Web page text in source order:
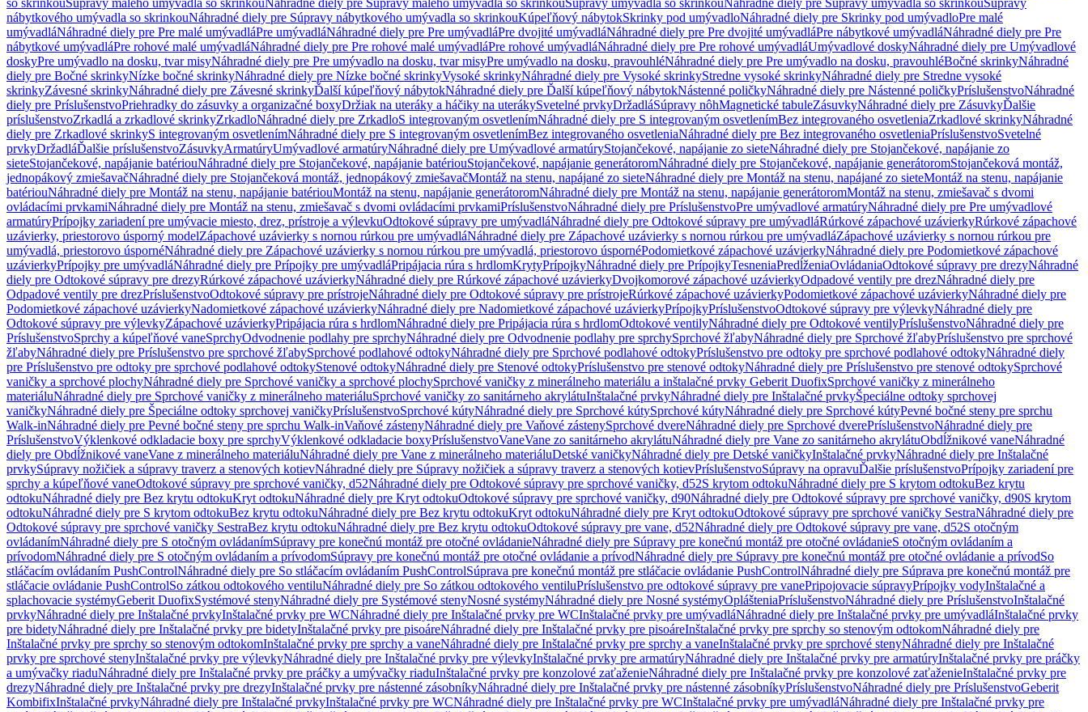
so skrinkouSúpravy malého umývadla so skrinkouNáhradné diely pre Súpravy malého umývadla so skrinkouSúpravy umývadla so skrinkouNáhradné diely pre Súpravy umývadla so skrinkouSúpravy
nábytkového umývadla so skrinkouNáhradné diely pre Súpravy nábytkového umývadla so skrinkouKúpeľňový nábytokSkrinky pod umývadloNáhradné diely pre Skrinky pod umývadloPre malé
umývadláNáhradné diely pre Pre malé umývadláPre umývadláNáhradné diely pre Pre umývadláPre dvojité umývadláNáhradné diely pre Pre dvojité umývadláPre nábytkové umývadláNáhradné diely pre Pre
nábytkové umývadláPre rohové malé umývadláNáhradné diely pre Pre rohové malé umývadláPre rohové umývadláNáhradné diely pre Pre rohové umývadláUmývadlové doskyNáhradné diely pre Umývadlové
doskyPre umývadlo na dosku, tvar misyNáhradné diely pre Pre umývadlo na dosku, tvar misyPre umývadlo na dosku, pravouhléNáhradné diely pre Pre umývadlo na dosku, pravouhléBočné skrinkyNáhradné
diely pre Bočné skrinkyNízke bočné skrinkyNáhradné diely pre Nízke bočné skrinkyVysoké skrinkyNáhradné diely pre Vysoké skrinkyStredne vysoké skrinkyNáhradné diely pre Stredne vysoké
skrinkyZávesné skrinkyNáhradné diely pre Závesné skrinkyĎalší kúpeľňový nábytokNáhradné diely pre Ďalší kúpeľňový nábytokNástenné poličkyNáhradné diely pre Nástenné poličkyPríslušenstvoNáhradné
diely pre PríslušenstvoPriehradky do zásuvky a organizačné boxyDržiak na uteráky a háčiky na uterákySvetelné prvkyDržadláSúpravy nôhMagnetické tabuleZásuvkyNáhradné diely pre ZásuvkyĎalšie
príslušenstvoZrkadlá a zrkadlové skrinkyZrkadloNáhradné diely pre ZrkadloS integrovaným osvetlenímNáhradné diely pre S integrovaným osvetlenímBez integrovaného osvetleniaZrkadlové skrinkyNáhradné
diely pre Zrkadlové skrinkyS integrovaným osvetlenímNáhradné diely pre S integrovaným osvetlenímBez integrovaného osvetleniaNáhradné diely pre Bez integrovaného osvetleniaPríslušenstvoSvetelné
prvkyDržadláĎalšie príslušenstvoZásuvkyArmatúryUmývadlové armatúryNáhradné diely pre Umývadlové armatúryStojančekové, napájanie zo sieteNáhradné diely pre Stojančekové, napájanie zo
sieteStojančekové, napájanie batériouNáhradné diely pre Stojančekové, napájanie batériouStojančekové, napájanie generátoromNáhradné diely pre Stojančekové, napájanie generátoromStojančeková montáž,
jednopákový zmiešavačNáhradné diely pre Stojančeková montáž, jednopákový zmiešavačMontáž na stenu, napájané zo sieteNáhradné diely pre Montáž na stenu, napájané zo sieteMontáž na stenu, napájanie
batériouNáhradné diely pre Montáž na stenu, napájanie batériouMontáž na stenu, napájanie generátoromNáhradné diely pre Montáž na stenu, napájanie generátoromMontáž na stenu, zmiešavač s dvomi
ovládacími prvkamiNáhradné diely pre Montáž na stenu, zmiešavač s dvomi ovládacími prvkamiPríslušenstvoNáhradné diely pre PríslušenstvoPre umývadlové armatúryNáhradné diely pre Pre umývadlové
armatúryPrípojky zariadení pre umývacie miesto, drez, prístroje a výlevkuOdtokové súpravy pre umývadláNáhradné diely pre Odtokové súpravy pre umývadláRúrkové zápachové uzávierkyRúrkové zápachové
uzávierky, priestorovo úsporný modelZápachové uzávierky s nornou rúrkou pre umývadláNáhradné diely pre Zápachové uzávierky s nornou rúrkou pre umývadláZápachové uzávierky s nornou rúrkou pre
umývadlá, priestorovo úspornéNáhradné diely pre Zápachové uzávierky s nornou rúrkou pre umývadlá, priestorovo úspornéPodomietkové zápachové uzávierkyNáhradné diely pre Podomietkové zápachové
uzávierkyPrípojky pre umývadláNáhradné diely pre Prípojky pre umývadláPripájacia rúra s hrdlomKrytyPrípojkyNáhradné diely pre PrípojkyTesneniaPredĺženiaOvládaniaOdtokové súpravy pre drezyNáhradné
diely pre Odtokové súpravy pre drezyRúrkové zápachové uzávierkyNáhradné diely pre Rúrkové zápachové uzávierkyDvojkomorové zápachové uzávierkyOdpadové ventily pre drezNáhradné diely pre
Odpadové ventily pre drezPríslušenstvoOdtokové súpravy pre prístrojeNáhradné diely pre Odtokové súpravy pre prístrojeRúrkové zápachové uzávierkyPodomietkové zápachové uzávierkyNáhradné diely pre
Podomietkové zápachové uzávierkyNadomietkové zápachové uzávierkyNáhradné diely pre Nadomietkové zápachové uzávierkyPrípojkyPríslušenstvoOdtokové súpravy pre výlevkyNáhradné diely pre
Odtokové súpravy pre výlevkyZápachové uzávierkyPripájacia rúra s hrdlomNáhradné diely pre Pripájacia rúra s hrdlomOdtokové ventilyNáhradné diely pre Odtokové ventilyPríslušenstvoNáhradné diely pre
PríslušenstvoSprchy a kúpeľňové vaneSprchyOdvodnenie podlahy pre sprchyNáhradné diely pre Odvodnenie podlahy pre sprchySprchové žľabyNáhradné diely pre Sprchové žľabyPríslušenstvo pre sprchové
žľabyNáhradné diely pre Príslušenstvo pre sprchové žľabySprchové podlahové odtokyNáhradné diely pre Sprchové podlahové odtokyPríslušenstvo pre odtoky pre sprchové podlahové odtokyNáhradné diely
pre Príslušenstvo pre odtoky pre sprchové podlahové odtokyStenové odtokyNáhradné diely pre Stenové odtokyPríslušenstvo pre stenové odtokyNáhradné diely pre Príslušenstvo pre stenové odtokySprchové
vaničky a sprchové plochyNáhradné diely pre Sprchové vaničky a sprchové plochySprchové vaničky z minerálneho materiálu a inštalačné prvky Geberit DuofixSprchové vaničky z minerálneho
materiáluNáhradné diely pre Sprchové vaničky z minerálneho materiáluSprchové vaničky zo sanitárneho akrylátuInštalačné prvkyNáhradné diely pre Inštalačné prvkyŠpeciálne odtoky sprchovej
vaničkyNáhradné diely pre Špeciálne odtoky sprchovej vaničkyPríslušenstvoSprchové kútyNáhradné diely pre Sprchové kútySprchové kútyNáhradné diely pre Sprchové kútyPevné bočné steny pre sprchu
Walk-inNáhradné diely pre Pevné bočné steny pre sprchu Walk-inVaňové zástenyNáhradné diely pre Vaňové zástenySprchové dvereNáhradné diely pre Sprchové dverePríslušenstvoNáhradné diely pre
PríslušenstvoVýklenkové odkladacie boxy pre sprchyVýklenkové odkladacie boxyPríslušenstvoVaneVane zo sanitárneho akrylátuNáhradné diely pre Vane zo sanitárneho akrylátuObdĺžnikové vaneNáhradné
diely pre Obdĺžnikové vaneVane z minerálneho materiáluNáhradné diely pre Vane z minerálneho materiáluDetské vaničkyNáhradné diely pre Detské vaničkyInštalačné prvkyNáhradné diely pre Inštalačné
prvkySúpravy nožičiek a súpravy traverz a stenových kotievNáhradné diely pre Súpravy nožičiek a súpravy traverz a stenových kotievPríslušenstvoSúpravy na opravuĎalšie príslušenstvoPrípojky zariadení pre
sprchy a kúpeľňové vaneOdtokové súpravy pre sprchové vaničky, d52Náhradné diely pre Odtokové súpravy pre sprchové vaničky, d52S krytom odtokuNáhradné diely pre S krytom odtokuBez krytu
odtokuNáhradné diely pre Bez krytu odtokuKryt odtokuNáhradné diely pre Kryt odtokuOdtokové súpravy pre sprchové vaničky, d90Náhradné diely pre Odtokové súpravy pre sprchové vaničky, d90S krytom
odtokuNáhradné diely pre S krytom odtokuBez krytu odtokuNáhradné diely pre Bez krytu odtokuKryt odtokuNáhradné diely pre Kryt odtokuOdtokové súpravy pre sprchové vaničky SestraNáhradné diely pre
Odtokové súpravy pre sprchové vaničky SestraBez krytu odtokuNáhradné diely pre Bez krytu odtokuOdtokové súpravy pre vane, d52Náhradné diely pre Odtokové súpravy pre vane, d52S otočným
ovládanímNáhradné diely pre S otočným ovládanímSúpravy pre konečnú montáž pre otočné ovládanieNáhradné diely pre Súpravy pre konečnú montáž pre otočné ovládanieS otočným ovládaním a
prívodomNáhradné diely pre S otočným ovládaním a prívodomSúpravy pre konečnú montáž pre otočné ovládanie a prívodNáhradné diely pre Súpravy pre konečnú montáž pre otočné ovládanie a prívodSo
stláčacím ovládaním PushControlNáhradné diely pre So stláčacím ovládaním PushControlSúprava pre konečnú montáž pre stláčacie ovládanie PushControlNáhradné diely pre Súprava pre konečnú montáž pre
stláčacie ovládanie PushControlSo zátkou odtokového ventiluNáhradné diely pre So zátkou odtokového ventiluPríslušenstvo pre odtokové súpravy pre vanePripojovacie súpravyPrípojky vodyInštalačné a
splachovacie systémyGeberit DuofixSystémové stenyNáhradné diely pre Systémové stenyNosné systémyNáhradné diely pre Nosné systémyOplášteniaPríslušenstvoNáhradné diely pre PríslušenstvoInštalačné
prvkyNáhradné diely pre Inštalačné prvkyInštalačné prvky pre WCNáhradné diely pre Inštalačné prvky pre WCInštalačné prvky pre umývadláNáhradné diely pre Inštalačné prvky pre umývadláInštalačné prvky
pre bidetyNáhradné diely pre Inštalačné prvky pre bidetyInštalačné prvky pre pisoáreNáhradné diely pre Inštalačné prvky pre pisoáreInštalačné prvky pre sprchy so stenovým odtokomNáhradné diely pre
Inštalačné prvky pre sprchy so stenovým odtokomInštalačné prvky pre sprchy a vaneNáhradné diely pre Inštalačné prvky pre sprchy a vaneInštalačné prvky pre sprchové stenyNáhradné diely pre Inštalačné
prvky pre sprchové stenyInštalačné prvky pre výlevkyNáhradné diely pre Inštalačné prvky pre výlevkyInštalačné prvky pre armatúryNáhradné diely pre Inštalačné prvky pre armatúryInštalačné prvky pre práčky
a umývačky riaduNáhradné diely pre Inštalačné prvky pre práčky a umývačky riaduInštalačné prvky pre konzolové zaťaženieNáhradné diely pre Inštalačné prvky pre konzolové zaťaženieInštalačné prvky pre
drezyNáhradné diely pre Inštalačné prvky pre drezyInštalačné prvky pre nástenné zásobníkyNáhradné diely pre Inštalačné prvky pre nástenné zásobníkyPríslušenstvoNáhradné diely pre PríslušenstvoGeberit
KombifixInštalačné prvkyNáhradné diely pre Inštalačné prvkyInštalačné prvky pre WCNáhradné diely pre Inštalačné prvky pre WCInštalačné prvky pre umývadláNáhradné diely pre Inštalačné prvky pre